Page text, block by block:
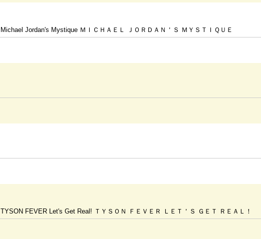
Michael Jordan's Mystique ＭＩＣＨＡＥＬ ＪＯＲＤＡＮ＇Ｓ ＭＹＳＴＩＱＵＥ
TYSON FEVER Let's Get Real! ＴＹＳＯＮ ＦＥＶＥＲ ＬＥＴ＇Ｓ ＧＥＴ ＲＥＡＬ！